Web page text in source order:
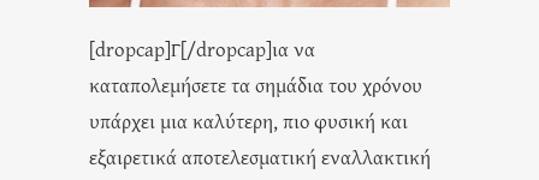
[dropcap]Γ[/dropcap]ια να
καταπολεμήσετε τα σημάδια του χρόνου
υπάρχει μια καλύτερη, πιο φυσική και
εξαιρετικά αποτελεσματική εναλλακτική